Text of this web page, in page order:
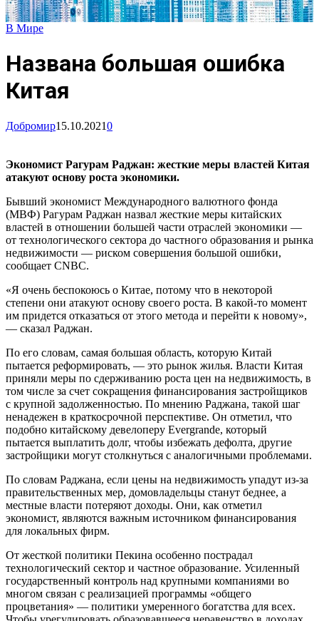
В Мире
Названа большая ошибка
Китая
Добромир15.10.20210
Экономист Рагурам Раджан: жесткие меры властей Китая
атакуют основу роста экономики.
Бывший экономист Международного валютного фонда
(МВФ) Рагурам Раджан назвал жесткие меры китайских
властей в отношении большей части отраслей экономики —
от технологического сектора до частного образования и рынка
недвижимости — риском совершения большой ошибки,
сообщает CNBC.
«Я очень беспокоюсь о Китае, потому что в некоторой
степени они атакуют основу своего роста. В какой-то момент
им придется отказаться от этого метода и перейти к новому»,
— сказал Раджан.
По его словам, самая большая область, которую Китай
пытается реформировать, — это рынок жилья. Власти Китая
приняли меры по сдерживанию роста цен на недвижимость, в
том числе за счет сокращения финансирования застройщиков
с крупной задолженностью. По мнению Раджана, такой шаг
ненадежен в краткосрочной перспективе. Он отметил, что
подобно китайскому девелоперу Evergrande, который
пытается выплатить долг, чтобы избежать дефолта, другие
застройщики могут столкнуться с аналогичными проблемами.
По словам Раджана, если цены на недвижимость упадут из-за
правительственных мер, домовладельцы станут беднее, а
местные власти потеряют доходы. Они, как отметил
экономист, являются важным источником финансирования
для локальных фирм.
От жесткой политики Пекина особенно пострадал
технологический сектор и частное образование. Усиленный
государственный контроль над крупными компаниями во
многом связан с реализацией программы «общего
процветания» — политики умеренного богатства для всех.